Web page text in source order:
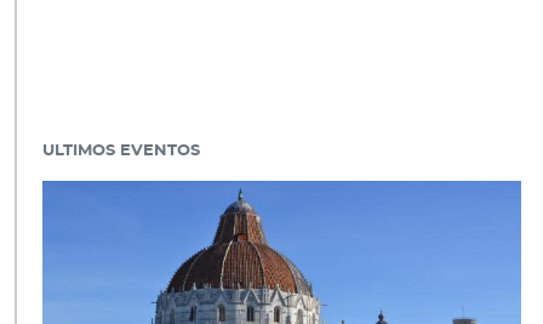
ULTIMOS EVENTOS